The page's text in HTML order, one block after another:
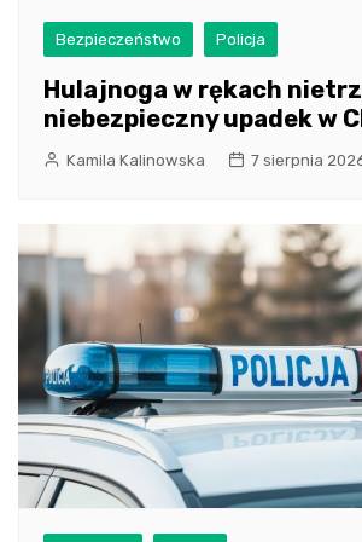
Bezpieczeństwo Policja
Hulajnoga w rękach
niebezpieczny upadek w
Kamila Kalinowska 7 sierpnia